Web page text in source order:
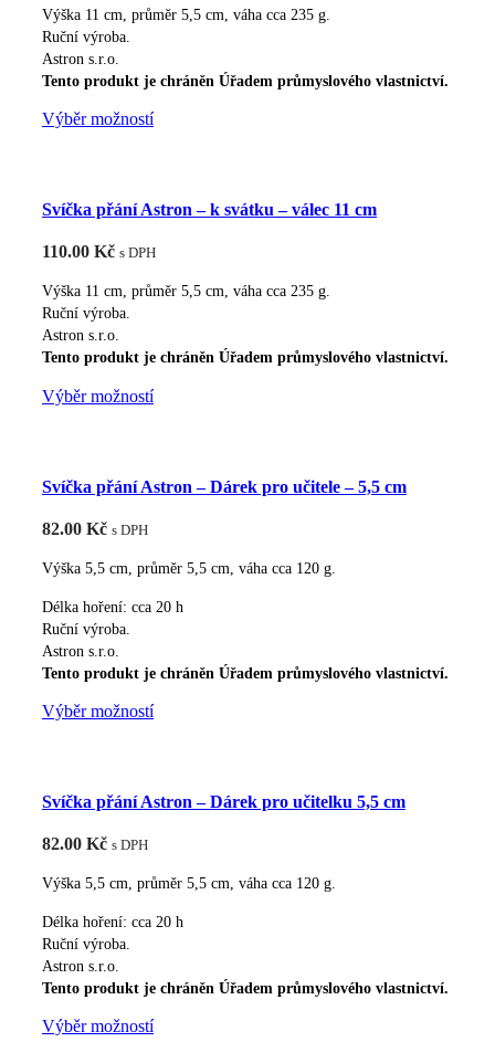
vybrat
produktu
Výška 11 cm, průměr 5,5 cm, váha cca 235 g.
Ruční výroba.
Astron s.r.o.
Tento produkt je chráněn Úřadem průmyslového vlastnictví.
Výběr možnostíTento
variant.
lze
vybrat
produktu
Svíčka přání Astron – k svátku – válec 11 cm
110.00 Kč s DPH
Výška 11 cm, průměr 5,5 cm, váha cca 235 g.
Ruční výroba.
Astron s.r.o.
Tento produkt je chráněn Úřadem průmyslového vlastnictví.
Výběr možnostíTento
variant.
vybrat
stránce
Svíčka přání Astron – Dárek pro učitele – 5,5 cm
82.00 Kč s DPH
Výška 5,5 cm, průměr 5,5 cm, váha cca 120 g.
Délka hoření: cca 20 h
Ruční výroba.
Astron s.r.o.
Tento produkt je chráněn Úřadem průmyslového vlastnictví.
Výběr možnostíTento
variant.
vybrat
stránce
Svíčka přání Astron – Dárek pro učitelku 5,5 cm
82.00 Kč s DPH
Výška 5,5 cm, průměr 5,5 cm, váha cca 120 g.
Délka hoření: cca 20 h
Ruční výroba.
Astron s.r.o.
Tento produkt je chráněn Úřadem průmyslového vlastnictví.
Výběr možnostíTento